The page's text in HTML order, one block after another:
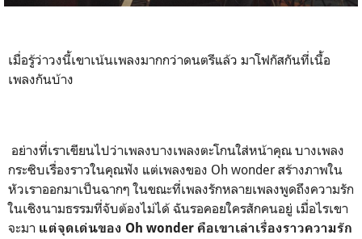
เมื่อรู้ว่าวงนี้เขาเน้นเพลงมากกว่าดนตรีแล้ว มาโฟกัสกันที่เนื้อ
เพลงกันบ้าง
อย่างที่เราเขียนไปว่าเพลงบางเพลงตะโกนใส่หน้าคุณ บางเพลง
กระซิบเรื่องราวในคุณฟัง แต่เพลงของ Oh wonder สร้างภาพใน
หัวเราออกมาเป็นฉากๆ ในขณะที่เพลงรักหลายเพลงพูดถึงความรัก
ในเชิงนามธรรมที่จับต้องไม่ได้ ฉันรอคอยใครสักคนอยู่ เมื่อไรเขา
จะมา แต่จุดเด่นของ Oh wonder คือเขาเล่าเรื่องราวความรัก